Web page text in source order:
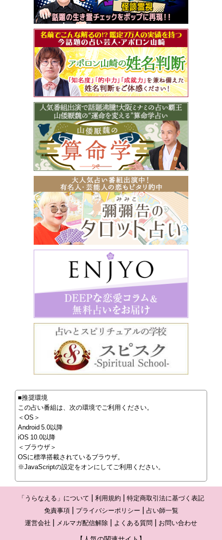
■推奨環境
この占い番組は、次の環境でご利用ください。
＜OS＞
Android 5.0以降
iOS 10.0以降
＜ブラウザ＞
OSに標準搭載されているブラウザ。
※JavaScriptの設定をオンにしてご利用ください。
「うらなえる」について 利用規約
特定商取引法に基づく表記
免責事項
プライバシーポリシー
占い師一覧
運営会社
メルマガ配信解除 よくある質問 お問い合わせ